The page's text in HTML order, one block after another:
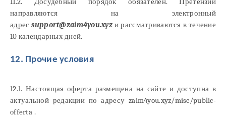
11.2. Досудебный порядок обязателен. Претензии
направляются на электронный
адресsupport@zaim4you.xyzи рассматриваются в течение
10 календарных дней.
12. Прочие условия
12.1. Настоящая оферта размещена на сайте и доступна в
актуальной редакции по адресу zaim4you.xyz/misc/public-
offerta .